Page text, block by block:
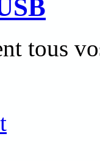
tous